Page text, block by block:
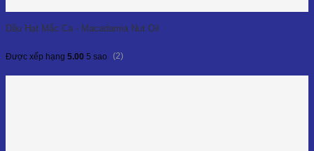
Dầu Hạt Mắc Ca - Macadamia Nut Oil
Được xếp hạng 5.00 5 sao (2)